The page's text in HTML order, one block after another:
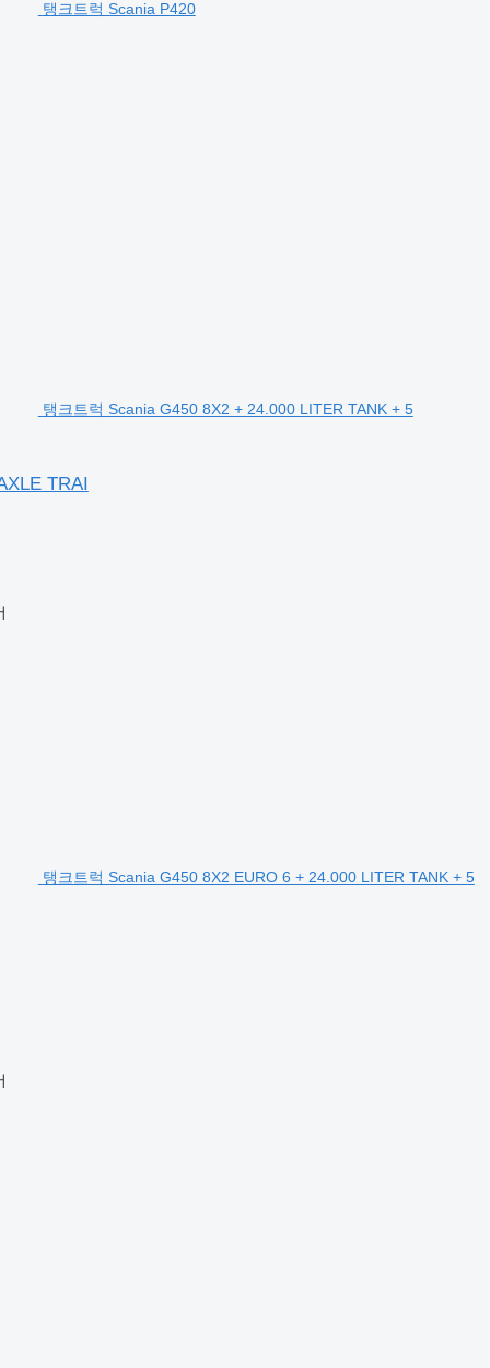
탱크트럭 Scania P420
탱크트럭 Scania G450 8X2 + 24.000 LITER TANK + 5
TRAI
탱크트럭 Scania G450 8X2 EURO 6 + 24.000 LITER TANK + 5